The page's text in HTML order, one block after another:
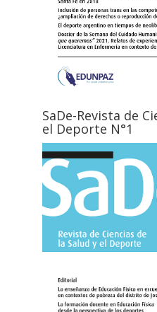
SaDe-Revista de
el Deporte N°1